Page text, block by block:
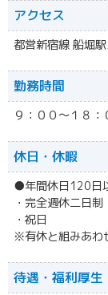
アクセス
都営新宿線 船堀
勤務時間
９：００～１８：
休日・休暇
●年間休日120日
・完全週休二日制
・祝日
※有休と組みあわ
待遇・福利厚生